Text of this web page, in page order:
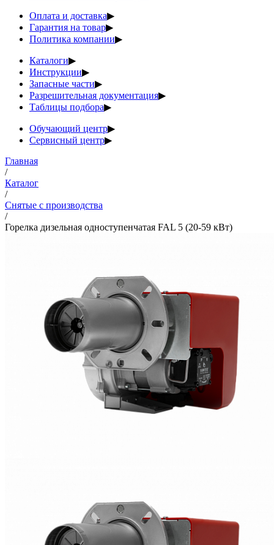
Оплата и доставка▶
Гарантия на товар▶
Политика компании▶
Каталоги▶
Инструкции▶
Запасные части▶
Разрешительная документация▶
Таблицы подбора▶
Обучающий центр▶
Сервисный центр▶
Главная
/
Каталог
/
Снятые с производства
/
Горелка дизельная одноступенчатая FAL 5 (20-59 кВт)